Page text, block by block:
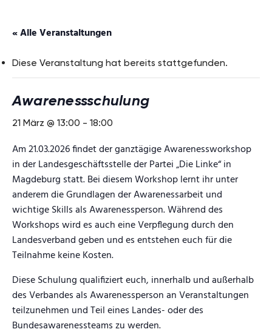
« Alle Veranstaltungen
Diese Veranstaltung hat bereits stattgefunden.
Awarenessschulung
21 März @ 13:00 - 18:00
Am 21.03.2026 findet der ganztägige Awarenessworkshop
in der Landesgeschäftsstelle der Partei „Die Linke“ in
Magdeburg statt. Bei diesem Workshop lernt ihr unter
anderem die Grundlagen der Awarenessarbeit und
wichtige Skills als Awarenessperson. Während des
Workshops wird es auch eine Verpflegung durch den
Landesverband geben und es entstehen euch für die
Teilnahme keine Kosten.
Diese Schulung qualifiziert euch, innerhalb und außerhalb
des Verbandes als Awarenessperson an Veranstaltungen
teilzunehmen und Teil eines Landes- oder des
Bundesawarenessteams zu werden.